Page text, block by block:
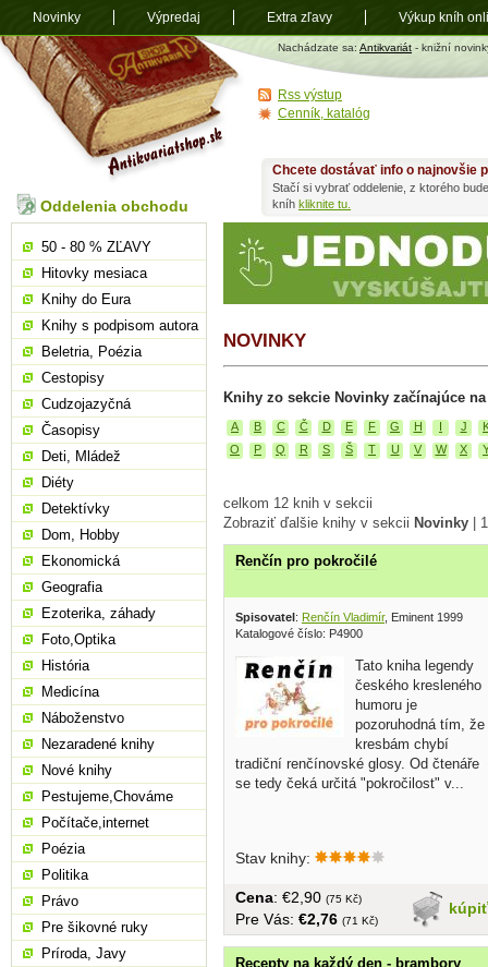
Antikvariát
shop.sk
Nachádzate sa: Antikvariát - knižní
NOVINKY
Knihy zo sekcie Novinky začínajúce na
A B C Č D E F G H J
O
P Q R S Š T U V W X
celkom 12 knih v sekcii
Zobraziť ďalšie knihy v sekcii Novinky 1
Renčín pro pokročilé
Spisovatel: Renčín Vladimír, Eminent 1999
Katalogové číslo: P4900
Tato kniha legendy
českého kresleného
humoru je
pozoruhodná tím, že
kresbám chybí
tradiční renčínovské glosy. Od čtenáře
se tedy čeká určitá "pokročilost" v...
Stav knihy:
kúpiť
Cena: €2,90 (75 Kč)
Pre Vás: €2,76 (71 Kč)
Recepty na každý den - brambory
Chcete dostávať info o najnovšie
Stačí si vybrať oddelenie, z ktorého
kníh kliknite tu.
Oddelenia obchodu
50 - 80 % ZĽAVY
Hitovky mesiaca
Knihy do Eura
Knihy s podpisom autora
Beletria, Poézia
Cestopisy
Cudzojazyčná
Časopisy
Deti, Mládež
Diéty
Detektívky
Dom, Hobby
Ekonomická
Geografia
Ezoterika, záhady
Foto,Optika
História
Medicína
Náboženstvo
Nezaradené knihy
Nové knihy
Pestujeme,Chováme
Počítače,internet
Poézia
Politika
Právo
Pre šikovné ruky
Príroda, Javy
Rss výstup
Cenník, katalóg
Novinky Výpredaj Extra zľavy Výkup kníh